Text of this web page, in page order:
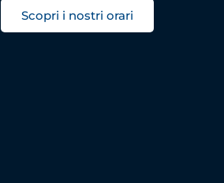
Scopri i nostri orari